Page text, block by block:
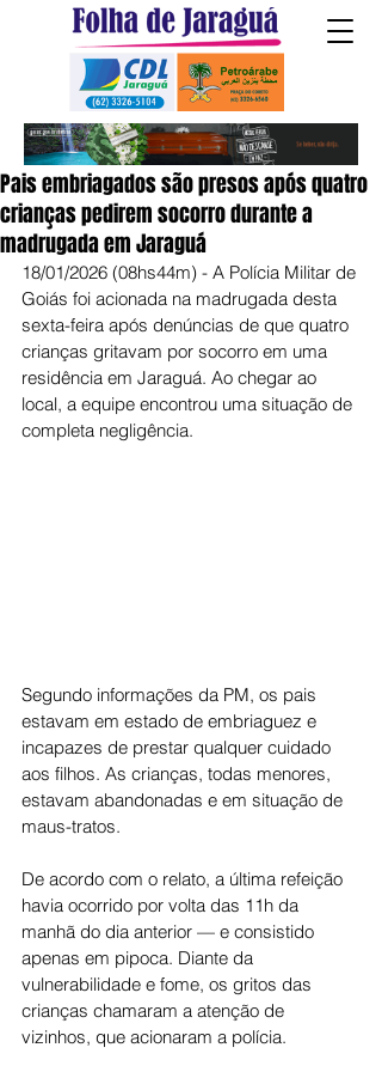
Pais embriagados são presos após quatro
crianças pedirem socorro durante a
madrugada em Jaraguá
18/01/2026 (08hs44m) - A Polícia Militar de
Goiás foi acionada na madrugada desta
sexta-feira após denúncias de que quatro
crianças gritavam por socorro em uma
residência em Jaraguá. Ao chegar ao
local, a equipe encontrou uma situação de
completa negligência.
Segundo informações da PM, os pais
estavam em estado de embriaguez e
incapazes de prestar qualquer cuidado
aos filhos. As crianças, todas menores,
estavam abandonadas e em situação de
maus-tratos.
De acordo com o relato, a última refeição
havia ocorrido por volta das 11h da
manhã do dia anterior — e consistido
apenas em pipoca. Diante da
vulnerabilidade e fome, os gritos das
crianças chamaram a atenção de
vizinhos, que acionaram a polícia.